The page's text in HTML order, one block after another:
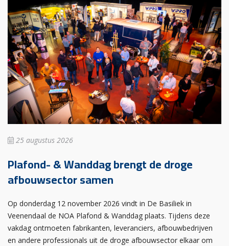
25 augustus 2026
Plafond- & Wanddag brengt de droge
afbouwsector samen
Op donderdag 12 november 2026 vindt in De Basiliek in
Veenendaal de NOA Plafond & Wanddag plaats. Tijdens deze
vakdag ontmoeten fabrikanten, leveranciers, afbouwbedrijven
en andere professionals uit de droge afbouwsector elkaar om